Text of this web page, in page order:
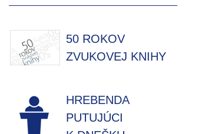
50 ROKOV
ZVUKOVEJ KNIHY
HREBENDA
PUTUJÚCI